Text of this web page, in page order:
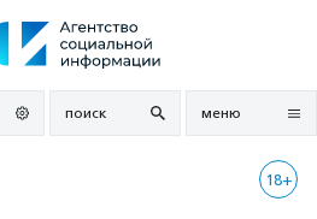
поиск меню
18+